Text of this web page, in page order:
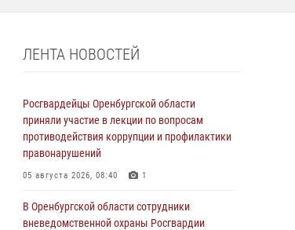
ЛЕНТА НОВОСТЕЙ
Росгвардейцы Оренбургской области
приняли участие в лекции по вопросам
противодействия коррупции и профилактики
правонарушений
05 августа 2026, 08:40 1
В Оренбургской области сотрудники
вневедомственной охраны Росгвардии